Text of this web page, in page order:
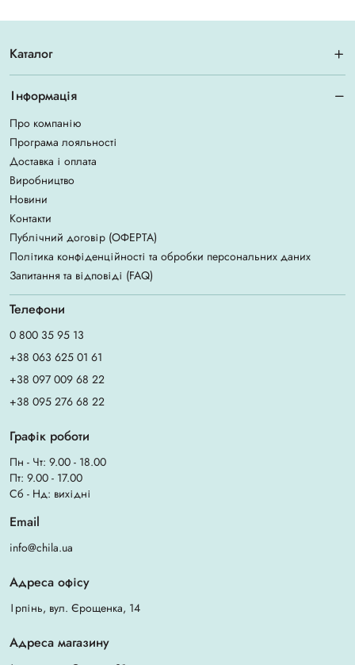
Каталог
Інформація
Про компанію
Програма лояльності
Доставка і оплата
Виробництво
Новини
Контакти
Публічний договір (ОФЕРТА)
Політика конфіденційності та обробки персональних даних
Запитання та відповіді (FAQ)
Телефони
0 800 35 95 13
+38 063 625 01 61
+38 097 009 68 22
+38 095 276 68 22
Графік роботи
Пн - Чт: 9.00 - 18.00
Пт: 9.00 - 17.00
Сб - Нд: вихідні
Email
info@chila.ua
Адреса офісу
Ірпінь, вул. Єрощенка, 14
Адреса магазину